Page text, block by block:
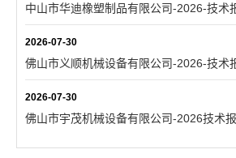
中山市华迪橡塑制品有限公司-2026-技术
2026-07-30
佛山市义顺机械设备有限公司-2026-技术
2026-07-30
佛山市宇茂机械设备有限公司-2026技术